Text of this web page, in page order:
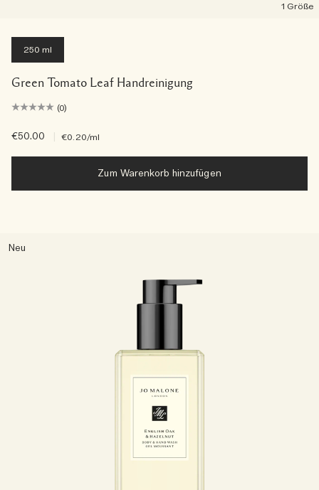
1 Größe
250 ml
Green Tomato Leaf Handreinigung
(0)
€50.00 €0.20/ml
Zum Warenkorb hinzufügen
Neu